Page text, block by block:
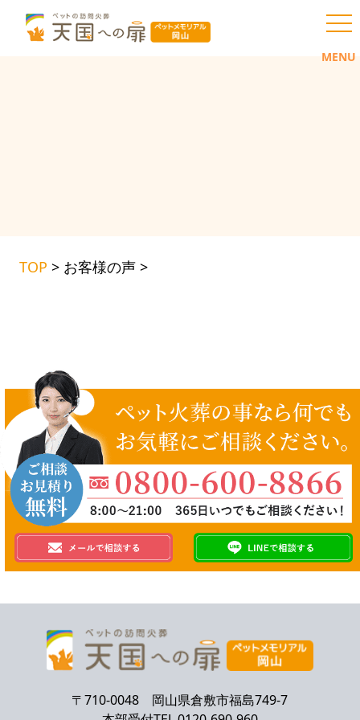
MENU
TOP > お客様の声 >
〒710-0048 岡山県倉敷市福島749-7